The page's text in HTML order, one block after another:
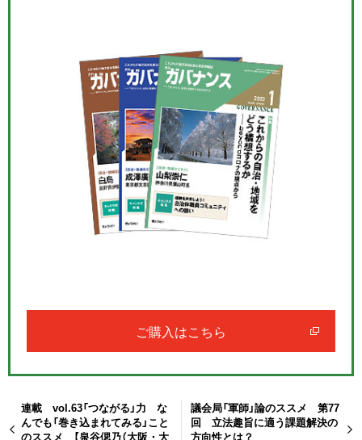
ご購入はこちら
連載 vol.63「つながる」力 な
んでも「巻き込まれてみる」こと
のススメ 【泉谷偲乃（大阪・大
議会局「軍師」論のススメ 第77
回 立法趣旨に適う課題解決の
方向性とは？